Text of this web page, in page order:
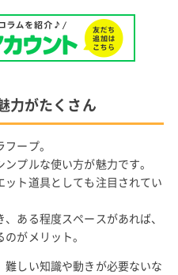
力がたくさん
ープ。
プルな使い方が魅力です。
ト道具としても注目されてい
ある程度スペースがあれば、
がメリット。
しい知識や動きが必要ないな